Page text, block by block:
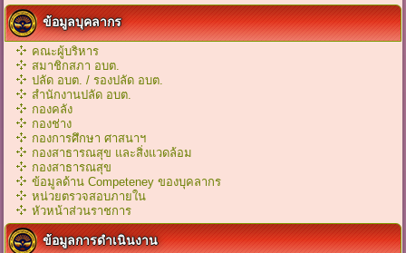
ข้อมูลบุคลากร
คณะผู้บริหาร
สมาชิกสภา อบต.
ปลัด อบต. / รองปลัด อบต.
สำนักงานปลัด อบต.
กองคลัง
กองช่าง
กองการศึกษา ศาสนาฯ
กองสาธารณสุข และสิ่งแวดล้อม
กองสาธารณสุข
ข้อมูลด้าน Competeney ของบุคลากร
หน่วยตรวจสอบภายใน
หัวหน้าส่วนราชการ
ข้อมูลการดำเนินงาน